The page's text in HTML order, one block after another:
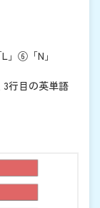
⑥「N」
行目の英単語